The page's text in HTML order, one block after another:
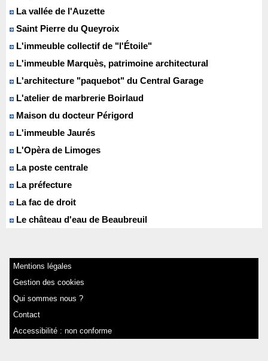
La vallée de l'Auzette
Saint Pierre du Queyroix
L'immeuble collectif de "l'Étoile"
L'immeuble Marquès, patrimoine architectural
L'architecture "paquebot" du Central Garage
L'atelier de marbrerie Boirlaud
Maison du docteur Périgord
L'immeuble Jaurés
L'Opèra de Limoges
La poste centrale
La préfecture
La fac de droit
Le château d'eau de Beaubreuil
Mentions légales
Gestion des cookies
Qui sommes nous ?
Contact
Accessibilité : non conforme